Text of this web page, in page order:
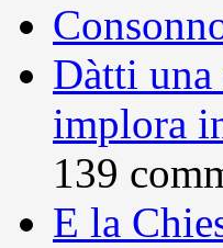
Dàtti una
implora
139
E la